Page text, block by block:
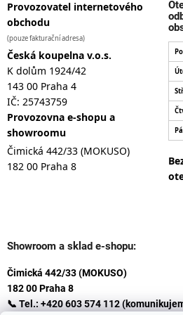
Provozovatel internetového
obchodu
(pouze fakturační adresa)
Česká koupelna v.o.s.
K dolům 1924/42
143 00 Praha 4
IČ: 25743759
Provozovna e-shopu a
showroomu
Čimická 442/33 (MOKUSO)
182 00 Praha 8
Showroom a sklad e-shopu:
Čimická 442/33 (MOKUSO)
182 00 Praha 8
📞 Tel.: +420 603 574 112